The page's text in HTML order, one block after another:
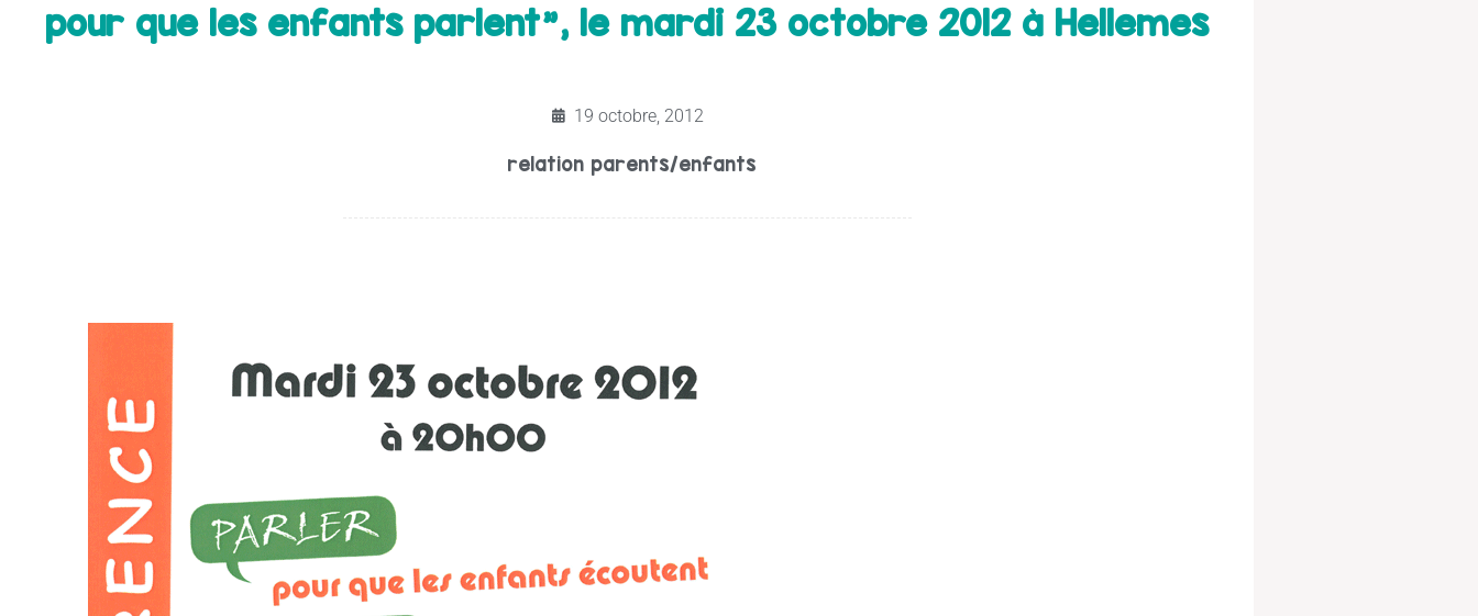
pour que les enfants parlent", le mardi 23 octobre 2012 à Hellemes
19 octobre, 2012
relation parents/enfants